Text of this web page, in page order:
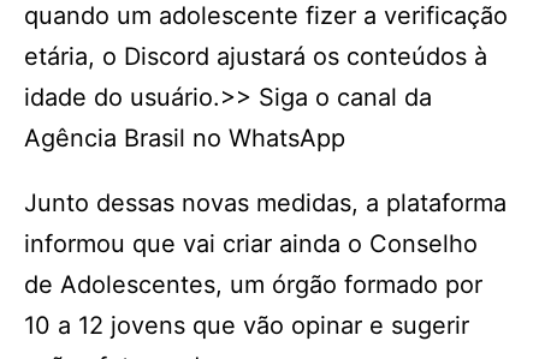
quando um adolescente fizer a verificação
etária, o Discord ajustará os conteúdos à
idade do usuário.>> Siga o canal da
Agência Brasil no WhatsApp
Junto dessas novas medidas, a plataforma
informou que vai criar ainda o Conselho
de Adolescentes, um órgão formado por
10 a 12 jovens que vão opinar e sugerir